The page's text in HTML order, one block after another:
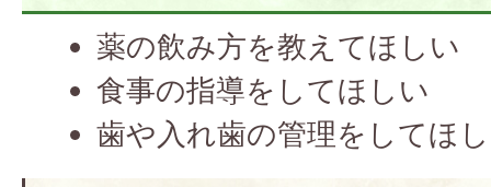
薬の飲み方を教えてほしい
食事の指導をしてほしい
歯や入れ歯の管理をしてほ